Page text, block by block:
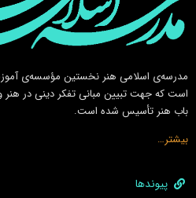
مدرسه‌ی اسلامى هنر نخستين مؤسسه‌ی
است كه جهت تبيين مبانى تفكر دينى در
باب هنر تأسيس شده است.
بیشتر…
پیوندها